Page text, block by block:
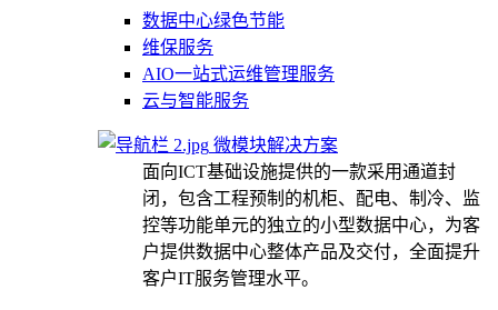
数据中心绿色节能
维保服务
AIO一站式运维管理服务
云与智能服务
微模块解决方案
面向ICT基础设施提供的一款采用通道封
闭，包含工程预制的机柜、配电、制冷、监
控等功能单元的独立的小型数据中心，为客
户提供数据中心整体产品及交付，全面提升
客户IT服务管理水平。